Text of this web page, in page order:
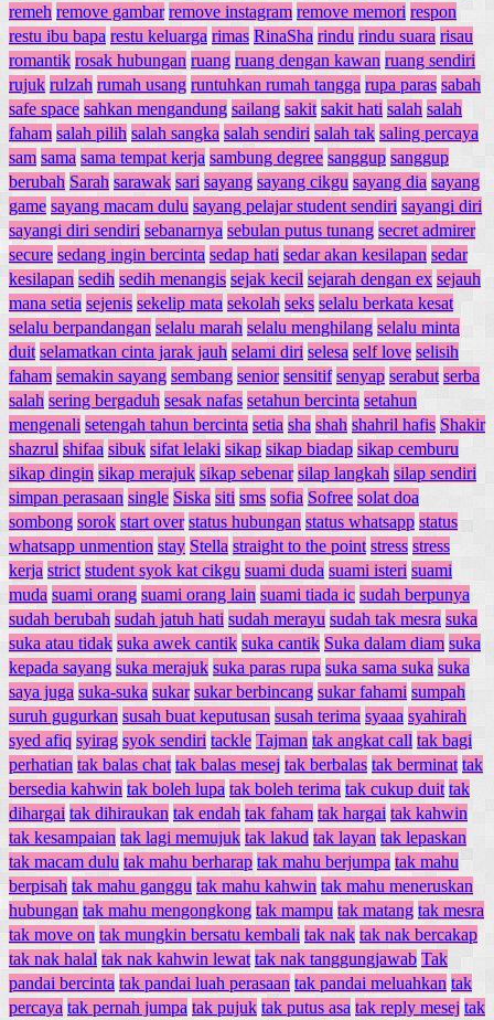
remeh remove gambar remove instagram remove memori respon
restu ibu bapa restu keluarga rimas RinaSha rindu rindu suara risau
romantik rosak hubungan ruang ruang dengan kawan ruang sendiri
rujuk rulzah rumah usang runtuhkan rumah tangga rupa paras sabah
safe space sahkan mengandung sailang sakit sakit hati salah salah
faham salah pilih salah sangka salah sendiri salah tak saling percaya
sam sama sama tempat kerja sambung degree sanggup sanggup
berubah Sarah sarawak sari sayang sayang cikgu sayang dia sayang
game sayang macam dulu sayang pelajar student sendiri sayangi diri
sayangi diri sendiri sebanarnya sebulan putus tunang secret admirer
secure sedang ingin bercinta sedap hati sedar akan kesilapan sedar
kesilapan sedih sedih menangis sejak kecil sejarah dengan ex sejauh
mana setia sejenis sekelip mata sekolah seks selalu berkata kesat
selalu berpandangan selalu marah selalu menghilang selalu minta
duit selamatkan cinta jarak jauh selami diri selesa self love selisih
faham semakin sayang sembang senior sensitif senyap serabut serba
salah sering bergaduh sesak nafas setahun bercinta setahun
mengenali setengah tahun bercinta setia sha shah shahril hafis Shakir
shazrul shifaa sibuk sifat lelaki sikap sikap biadap sikap cemburu
sikap dingin sikap merajuk sikap sebenar silap langkah silap sendiri
simpan perasaan single Siska siti sms sofia Sofree solat doa
sombong sorok start over status hubungan status whatsapp status
whatsapp unmention stay Stella straight to the point stress stress
kerja strict student syok kat cikgu suami duda suami isteri suami
muda suami orang suami orang lain suami tiada ic sudah berpunya
sudah berubah sudah jatuh hati sudah merayu sudah tak mesra suka
suka atau tidak suka awek cantik suka cantik Suka dalam diam suka
kepada sayang suka merajuk suka paras rupa suka sama suka suka
saya juga suka-suka sukar sukar berbincang sukar fahami sumpah
suruh gugurkan susah buat keputusan susah terima syaaa syahirah
syed afiq syirag syok sendiri tackle Tajman tak angkat call tak bagi
perhatian tak balas chat tak balas mesej tak berbalas tak berminat tak
bersedia kahwin tak boleh lupa tak boleh terima tak cukup duit tak
dihargai tak dihiraukan tak endah tak faham tak hargai tak kahwin
tak kesampaian tak lagi memujuk tak lakud tak layan tak lepaskan
tak macam dulu tak mahu berharap tak mahu berjumpa tak mahu
berpisah tak mahu ganggu tak mahu kahwin tak mahu meneruskan
hubungan tak mahu mengongkong tak mampu tak matang tak mesra
tak move on tak mungkin bersatu kembali tak nak tak nak bercakap
tak nak halal tak nak kahwin lewat tak nak tanggungjawab Tak
pandai bercinta tak pandai luah perasaan tak pandai meluahkan tak
percaya tak pernah jumpa tak pujuk tak putus asa tak reply mesej tak